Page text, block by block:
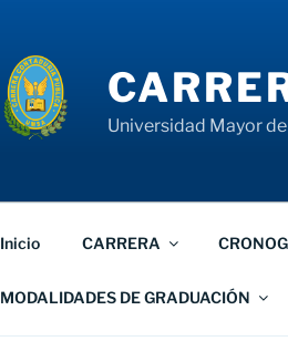
Universidad Mayor
Inicio CARRERA
MODALIDADES DE GRADUACIÓN